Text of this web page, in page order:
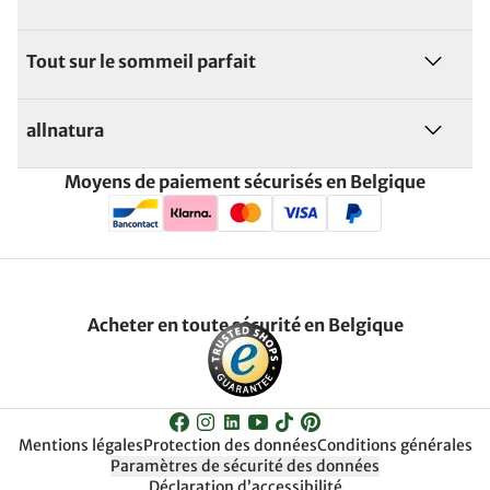
Tout sur le sommeil parfait
allnatura
Moyens de paiement sécurisés en Belgique
Acheter en toute sécurité en Belgique
Mentions légalesProtection des donnéesConditions générales
Paramètres de sécurité des données